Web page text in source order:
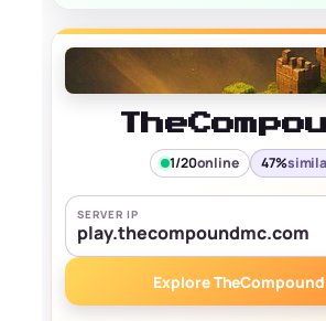
1/20online 47%
SERVER IP
play.thecompoundmc.com
Explore TheCompound